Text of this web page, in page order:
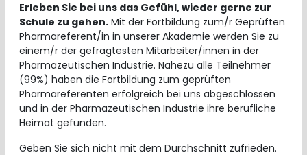
Erleben Sie bei uns das Gefühl, wieder gerne zur
Schule zu gehen. Mit der Fortbildung zum/r Geprüften
Pharmareferent/in in unserer Akademie werden Sie zu
einem/r der gefragtesten Mitarbeiter/innen in der
Pharmazeutischen Industrie. Nahezu alle Teilnehmer
(99%) haben die Fortbildung zum geprüften
Pharmareferenten erfolgreich bei uns abgeschlossen
und in der Pharmazeutischen Industrie ihre berufliche
Heimat gefunden.
Geben Sie sich nicht mit dem Durchschnitt zufrieden.